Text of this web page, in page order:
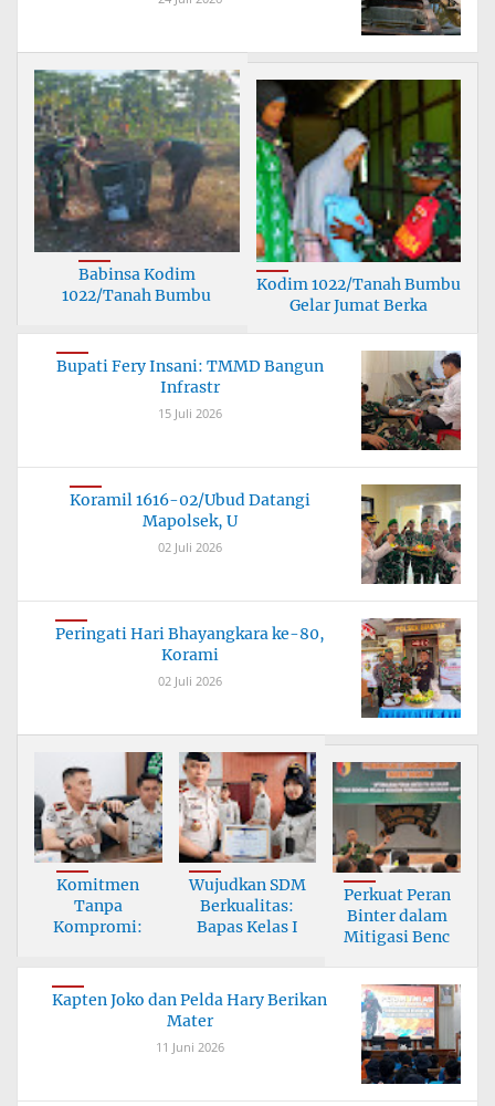
Babinsa Kodim
1022/Tanah Bumbu
Kodim 1022/Tanah Bumbu
Gelar Jumat Berka
Bupati Fery Insani: TMMD Bangun
Infrastr
15 Juli 2026
Koramil 1616-02/Ubud Datangi
Mapolsek, U
02 Juli 2026
Peringati Hari Bhayangkara ke-80,
Korami
02 Juli 2026
Komitmen
Tanpa
Kompromi:
Pegawai
Wujudkan SDM
Berkualitas:
Bapas Kelas I
Perkuat Peran
Binter dalam
Mitigasi Benc
Kapten Joko dan Pelda Hary Berikan
Mater
11 Juni 2026